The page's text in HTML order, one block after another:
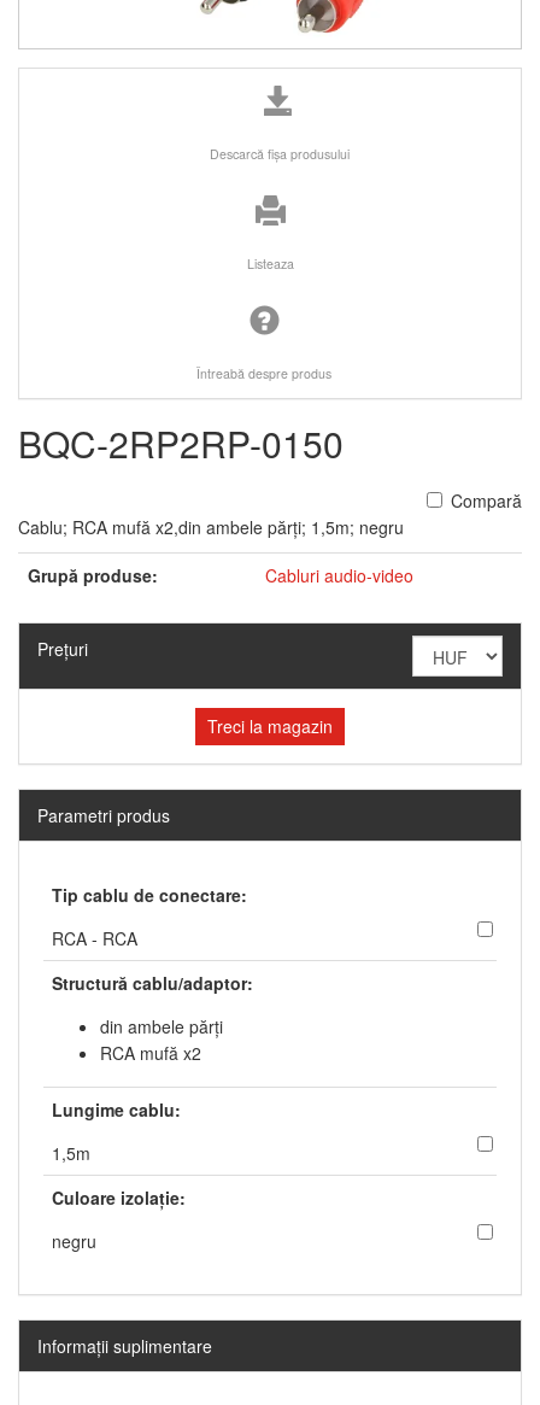
Descarcă fişa produsului
Listeaza
Întreabă despre produs
BQC-2RP2RP-0150
Compară
Cablu; RCA mufă x2,din ambele părţi; 1,5m; negru
Grupă produse:
Cabluri audio-video
Preţuri
Treci la magazin
Parametri produs
Tip cablu de conectare:
RCA - RCA
Structură cablu/adaptor:
din ambele părţi
RCA mufă x2
Lungime cablu:
1,5m
Culoare izolaţie:
negru
Informaţii suplimentare